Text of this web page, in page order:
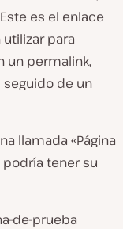
es el enlace
para
un permalink,
seguido de un
llamada «Página
tener su
de-prueba